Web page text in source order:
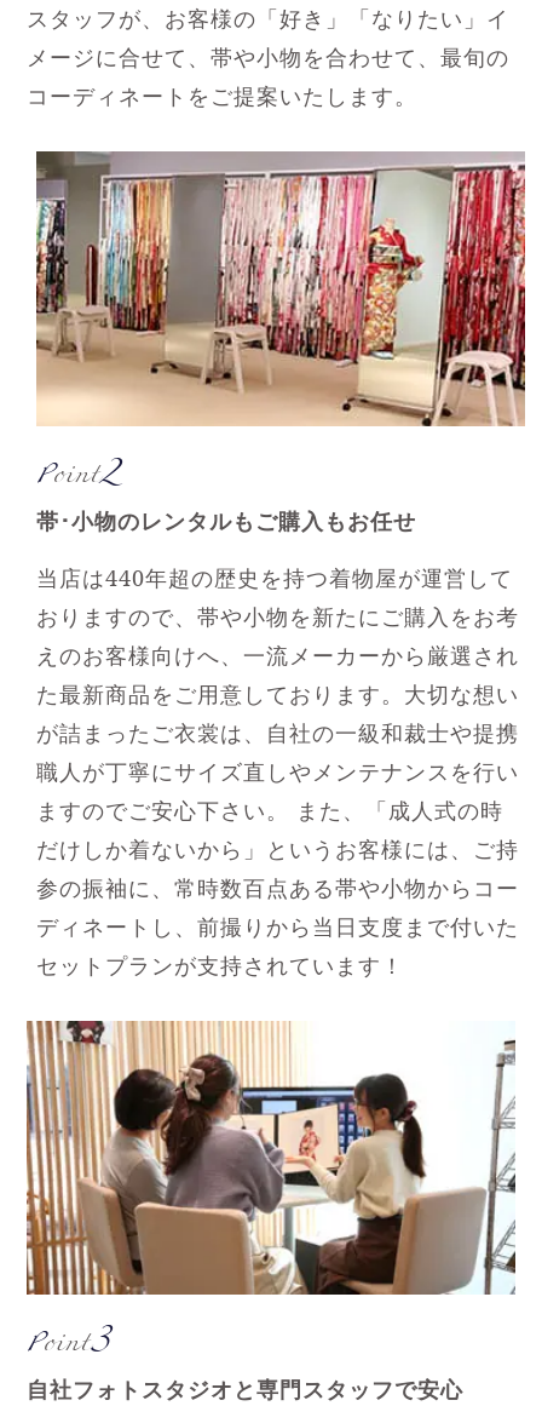
スタッフが、お客様の「好き」「なりたい」イ
メージに合せて、帯や小物を合わせて、最旬の
コーディネートをご提案いたします。
Point2
帯･小物のレンタルもご購入もお任せ
当店は440年超の歴史を持つ着物屋が運営して
おりますので、帯や小物を新たにご購入をお考
えのお客様向けへ、一流メーカーから厳選され
た最新商品をご用意しております。大切な想い
が詰まったご衣裳は、自社の一級和裁士や提携
職人が丁寧にサイズ直しやメンテナンスを行い
ますのでご安心下さい。 また、「成人式の時
だけしか着ないから」というお客様には、ご持
参の振袖に、常時数百点ある帯や小物からコー
ディネートし、前撮りから当日支度まで付いた
セットプランが支持されています！
Point3
自社フォトスタジオと専門スタッフで安心